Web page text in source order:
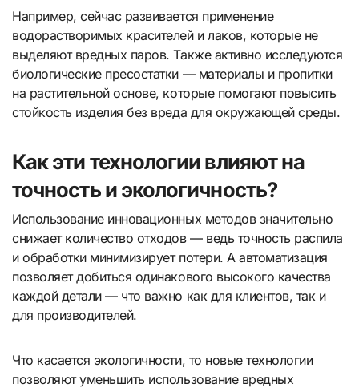
Например, сейчас развивается применение
водорастворимых красителей и лаков, которые не
выделяют вредных паров. Также активно исследуются
биологические пресостатки — материалы и пропитки
на растительной основе, которые помогают повысить
стойкость изделия без вреда для окружающей среды.
Как эти технологии влияют на
точность и экологичность?
Использование инновационных методов значительно
снижает количество отходов — ведь точность распила
и обработки минимизирует потери. А автоматизация
позволяет добиться одинакового высокого качества
каждой детали — что важно как для клиентов, так и
для производителей.
Что касается экологичности, то новые технологии
позволяют уменьшить использование вредных